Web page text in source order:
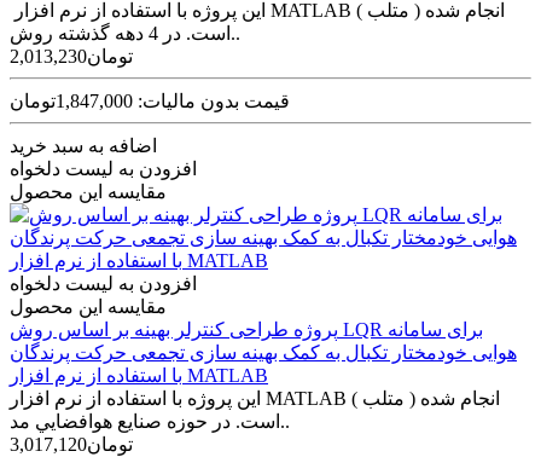
است. در 4 دهه گذشته روش‌..
2,013,230تومان
قیمت بدون مالیات: 1,847,000تومان
اضافه به سبد خرید
افزودن به لیست دلخواه
مقایسه این محصول
افزودن به لیست دلخواه
مقایسه این محصول
پروژه طراحی کنترلر بهینه بر اساس روش LQR برای سامانه
هوايی خودمختار تک‫بال‬ به کمک بهينه سازی تجمعی حرکت پرندگان
با استفاده از نرم افزار MATLAB
این پروژه با استفاده از نرم افزار MATLAB ( متلب ) انجام شده
است. در حوزه صنايع هوافضايي مد..
3,017,120تومان